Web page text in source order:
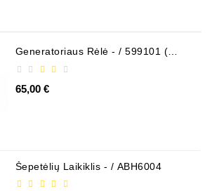
Generatoriaus Rėlė - / 599101 (
65,00 €
Šepetėlių Laikiklis - / ABH6004